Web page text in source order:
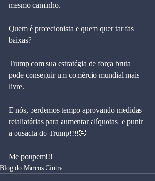
mesmo caminho.
Quem é protecionista e quem quer tarifas
baixas?
Trump com sua estratégia de força bruta
pode conseguir um comércio mundial mais
livre.
E nós, perdemos tempo aprovando medidas
retaliatórias para aumentar alíquotas  e punir
a ousadia do Trump!!!!🤣
Me poupem!!!
Blog do Marcos Cintra